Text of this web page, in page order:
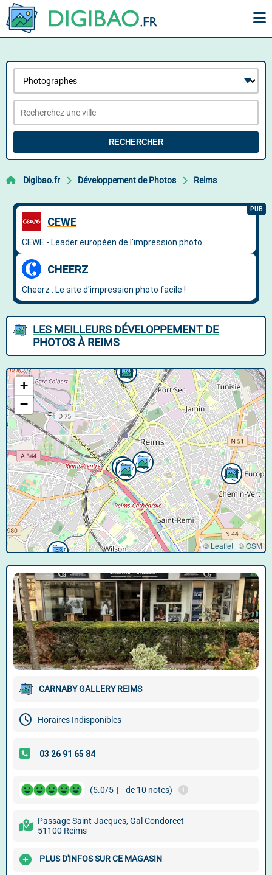
RECHERCHER
Digibao.fr Développement de Photos Reims
LES MEILLEURS DÉVELOPPEMENT DE
PHOTOS À REIMS
+
−
© Leaflet | ©OSM
CARNABY GALLERY REIMS
Horaires Indisponibles
(5.0/5 | - de 10 notes)
Passage Saint-Jacques, Gal Condorcet
51100 Reims
PLUS D'INFOS SUR CE MAGASIN